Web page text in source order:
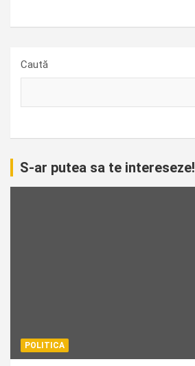
Caută
S-ar putea sa te intereseze!
POLITICA